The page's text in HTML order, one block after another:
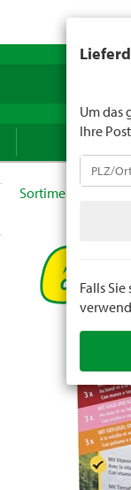
Sortiment
Um das
Ihre
Falls
LANDI